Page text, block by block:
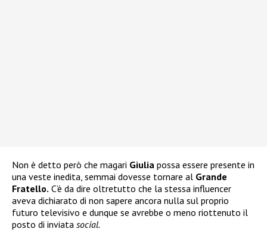
Non è detto però che magari Giulia possa essere presente in
una veste inedita, semmai dovesse tornare al Grande
Fratello. C’è da dire oltretutto che la stessa influencer
aveva dichiarato di non sapere ancora nulla sul proprio
futuro televisivo e dunque se avrebbe o meno riottenuto il
posto di inviata social.